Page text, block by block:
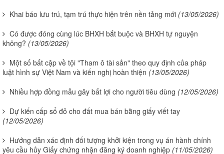
Khai báo lưu trú, tạm trú thực hiện trên nền tảng mới (13/05/2026)
Có được đóng cùng lúc BHXH bắt buộc và BHXH tự nguyện
không? (13/05/2026)
Một số bất cập về tội "Tham ô tài sản" theo quy định của pháp
luật hình sự Việt Nam và kiến nghị hoàn thiện (13/05/2026)
Nhiều hợp đồng mẫu gây bất lợi cho người tiêu dùng (12/05/2026)
Dự kiến cấp sổ đỏ cho đất mua bán bằng giấy viết tay
(12/05/2026)
Hướng dẫn xác định đối tượng khởi kiện trong vụ án hành chính
yêu cầu hủy Giấy chứng nhận đăng ký doanh nghiệp (11/05/2026)